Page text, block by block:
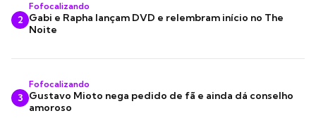
2
Fofocalizando
Gabi e Rapha lançam DVD e relembram início no The
Noite
3
Fofocalizando
Gustavo Mioto nega pedido de fã e ainda dá conselho
amoroso